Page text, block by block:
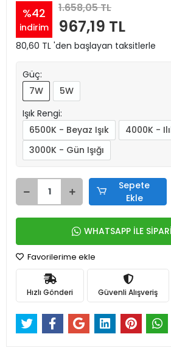
%42
indirim
1.658,05 TL
967,19 TL
80,60 TL 'den başlayan taksitlerle
Güç:
7W
5W
Işık Rengi:
6500K - Beyaz Işık
4000K -
3000K - Gün Işığı
Sepete
Ekle
WHATSAPP İLE
Favorilerime ekle
Hızlı Gönderi Güvenli Alışveriş